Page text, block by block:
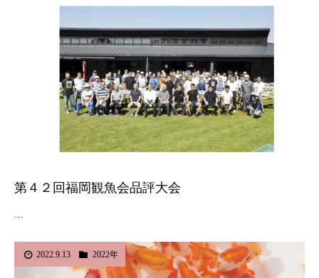
第４２回福岡観魚会品評大会
…
2022.9.13 2022年